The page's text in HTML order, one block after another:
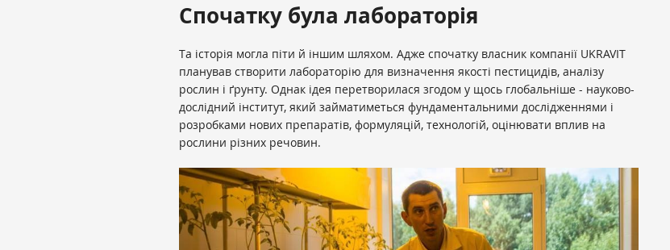
Спочатку була лабораторія
Та історія могла піти й іншим шляхом. Адже спочатку власник компанії UKRAVIT
планував створити лабораторію для визначення якості пестицидів, аналізу
рослин і ґрунту. Однак ідея перетворилася згодом у щось глобальніше - науково-
дослідний інститут, який займатиметься фундаментальними дослідженнями і
розробками нових препаратів, формуляцій, технологій, оцінювати вплив на
рослини різних речовин.